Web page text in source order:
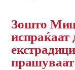
Зошто
испраќаат